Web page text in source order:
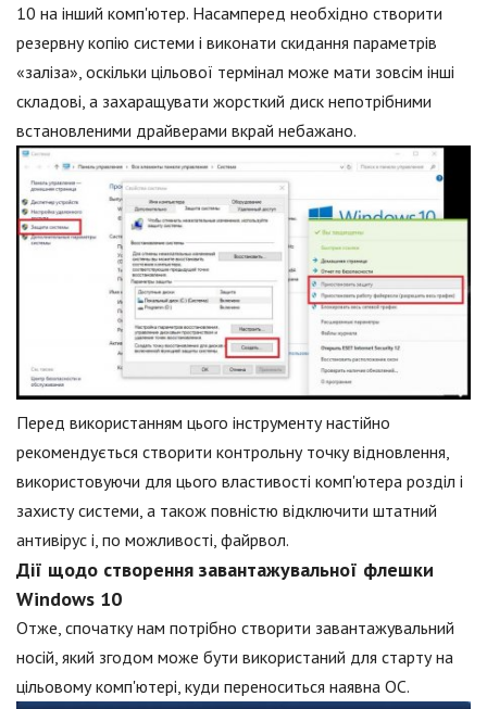
10 на інший комп'ютер. Насамперед необхідно створити
резервну копію системи і виконати скидання параметрів
«заліза», оскільки цільової термінал може мати зовсім інші
складові, а захаращувати жорсткий диск непотрібними
встановленими драйверами вкрай небажано.
Перед використанням цього інструменту настійно
рекомендується створити контрольну точку відновлення,
використовуючи для цього властивості комп'ютера розділ і
захисту системи, а також повністю відключити штатний
антивірус і, по можливості, файрвол.
Дії щодо створення завантажувальної флешки
Windows 10
Отже, спочатку нам потрібно створити завантажувальний
носій, який згодом може бути використаний для старту на
цільовому комп'ютері, куди переноситься наявна ОС.